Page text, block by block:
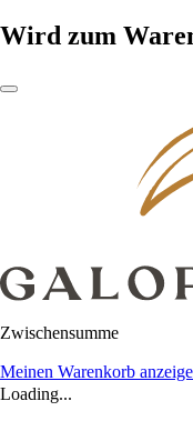
Wird zum
Zwischensumme
Meinen Warenkorb
Loading...